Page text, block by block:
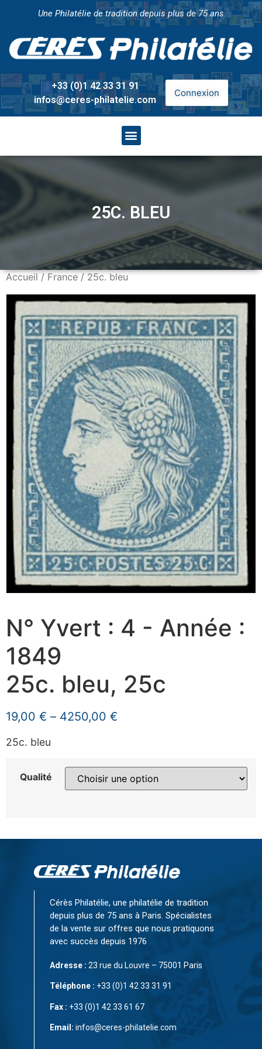
Une Philatélie de tradition depuis plus de 75 ans
+33 (0)1 42 33 31 91
infos@ceres-philatelie.com
Connexion
25C. BLEU
Accueil / France / 25c. bleu
N° Yvert : 4 - Année :
1849
25c. bleu, 25c
19,00 € – 4250,00 €
25c. bleu
Qualité
Cérès Philatélie, une philatélie de tradition
depuis plus de 75 ans à Paris. Spécialistes
de la vente sur offres que nous pratiquons
avec succès depuis 1976
Adresse : 23 rue du Louvre – 75001 Paris
Téléphone : +33 (0)1 42 33 31 91
Fax : +33 (0)1 42 33 61 67
Email: infos@ceres-philatelie.com